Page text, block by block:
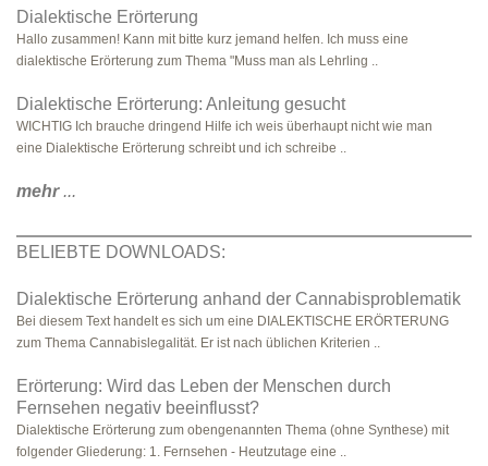
Dialektische Erörterung
Hallo zusammen! Kann mit bitte kurz jemand helfen. Ich muss eine
dialektische Erörterung zum Thema "Muss man als Lehrling ..
Dialektische Erörterung: Anleitung gesucht
WICHTIG Ich brauche dringend Hilfe ich weis überhaupt nicht wie man
eine Dialektische Erörterung schreibt und ich schreibe ..
mehr...
BELIEBTE DOWNLOADS:
Dialektische Erörterung anhand der Cannabisproblematik
Bei diesem Text handelt es sich um eine DIALEKTISCHE ERÖRTERUNG
zum Thema Cannabislegalität. Er ist nach üblichen Kriterien ..
Erörterung: Wird das Leben der Menschen durch
Fernsehen negativ beeinflusst?
Dialektische Erörterung zum obengenannten Thema (ohne Synthese) mit
folgender Gliederung: 1. Fernsehen - Heutzutage eine ..